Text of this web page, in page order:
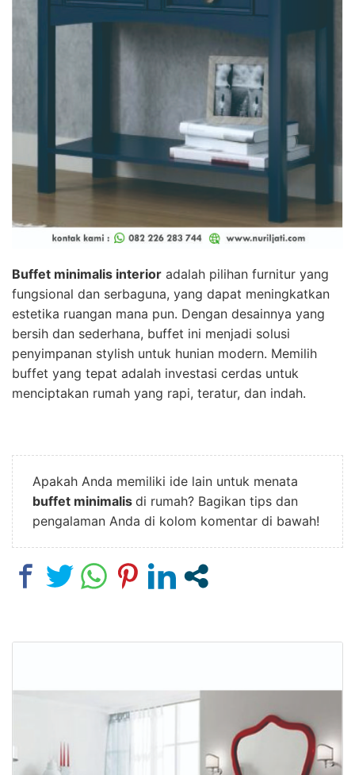
Buffet minimalis interior adalah pilihan furnitur yang
fungsional dan serbaguna, yang dapat meningkatkan
estetika ruangan mana pun. Dengan desainnya yang
bersih dan sederhana, buffet ini menjadi solusi
penyimpanan stylish untuk hunian modern. Memilih
buffet yang tepat adalah investasi cerdas untuk
menciptakan rumah yang rapi, teratur, dan indah.
Apakah Anda memiliki ide lain untuk menata
buffet minimalis di rumah? Bagikan tips dan
pengalaman Anda di kolom komentar di bawah!